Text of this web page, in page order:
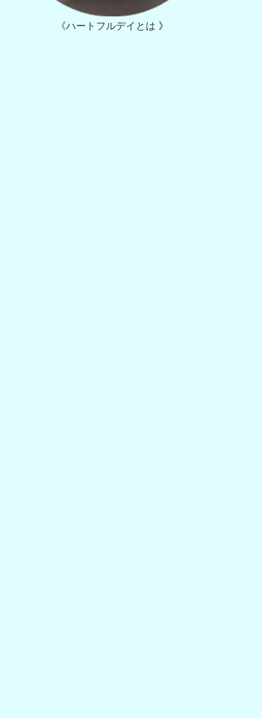
《ハートフルデイとは 》